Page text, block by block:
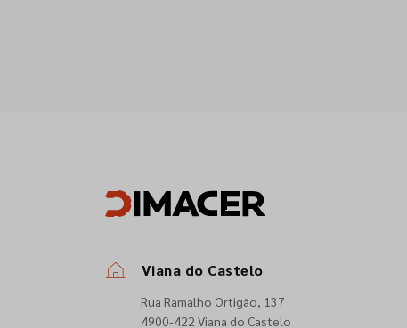
Viana do Castelo
Rua Ramalho Ortigão, 137
4900-422 Viana do Castelo